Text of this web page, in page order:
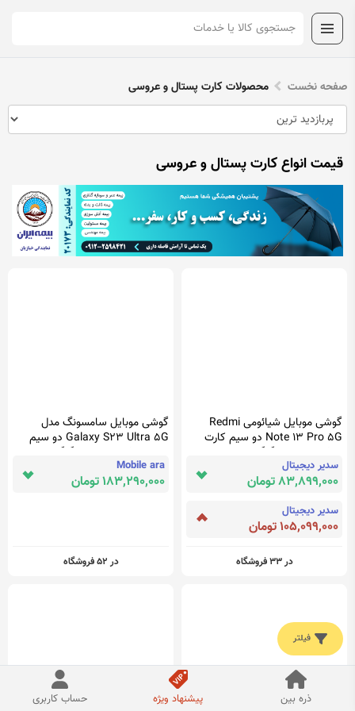
صفحه نخست محصولات کارت پستال و عروسی
قیمت انواع کارت پستال و عروسی
گوشی موبایل شیائومی Redmi
Note 13 Pro 5G دو سیم کارت
سدیر دیجیتال
83,899,000 تومان
سدیر دیجیتال
105,099,000 تومان
در 33 فروشگاه
گوشی موبایل سامسونگ مدل
Galaxy S23 Ultra 5G دو سیم
Mobile ara
183,290,000 تومان
در 52 فروشگاه
فیلتر
ذره بین پیشنهاد ویژه حساب کاربری